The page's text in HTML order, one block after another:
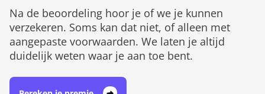
Na de beoordeling hoor je of we je kunnen
verzekeren. Soms kan dat niet, of alleen met
aangepaste voorwaarden. We laten je altijd
duidelijk weten waar je aan toe bent.